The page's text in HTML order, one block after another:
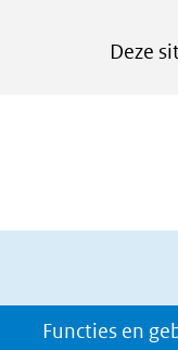
Deze
Functies en